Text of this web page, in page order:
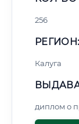
256
РЕГИОН:
Калуга
диплом о